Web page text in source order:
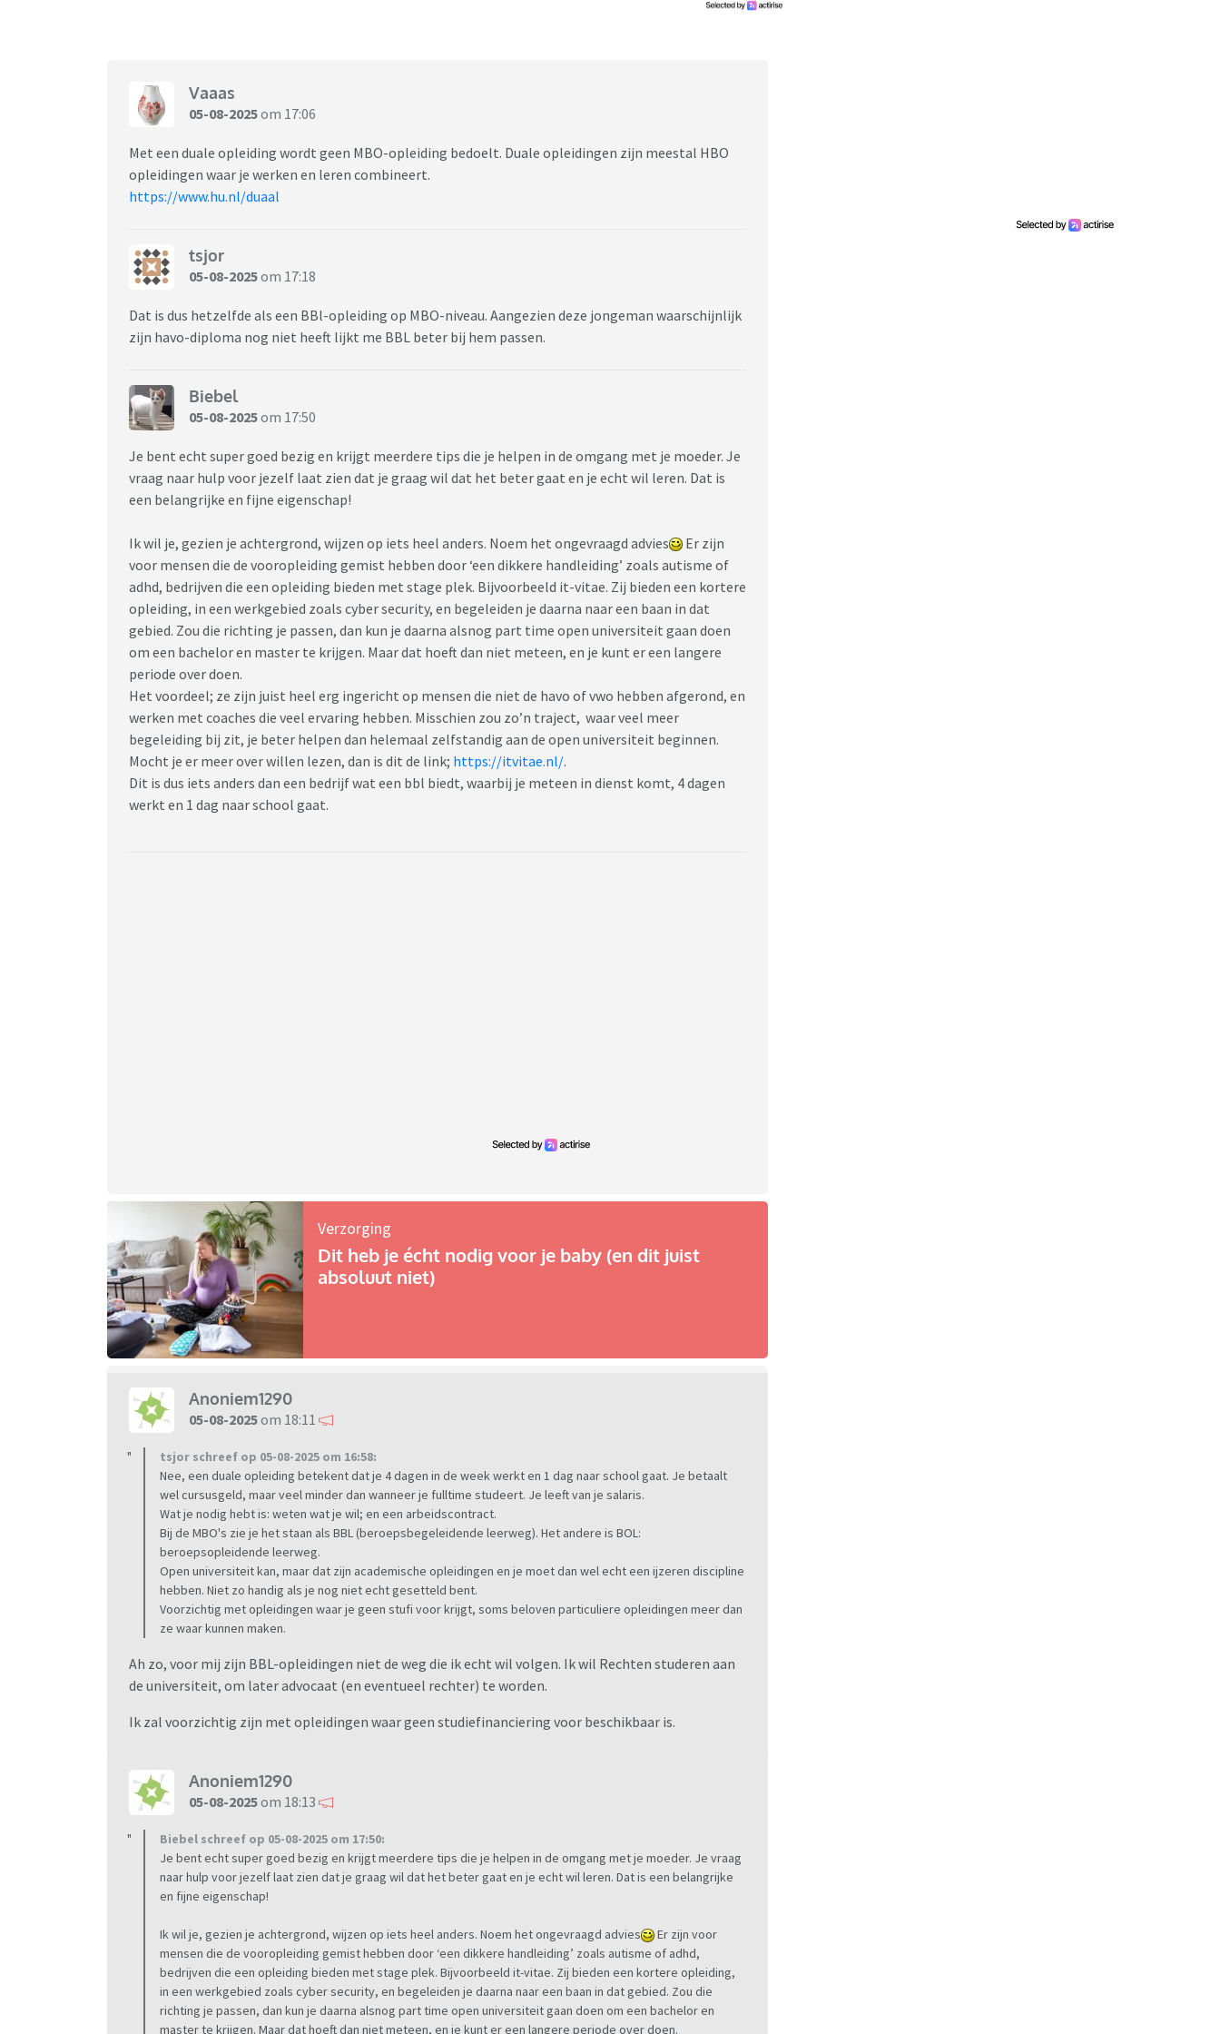
PPS: naast het roken en drinken, sport ze eigenlijk ook helemaal niet en heeft hier ook niet echt
Vaaas
05-08-2025om 17:06
Met een duale opleiding wordt geen MBO-opleiding bedoelt. Duale opleidingen zijn meestal HBO
opleidingen waar je werken en leren combineert.
https://www.hu.nl/duaal
tsjor
05-08-2025om 17:18
Dat is dus hetzelfde als een BBl-opleiding op MBO-niveau. Aangezien deze jongeman waarschijnlijk
zijn havo-diploma nog niet heeft lijkt me BBL beter bij hem passen.
Biebel
05-08-2025om 17:50
Je bent echt super goed bezig en krijgt meerdere tips die je helpen in de omgang met je moeder. Je
vraag naar hulp voor jezelf laat zien dat je graag wil dat het beter gaat en je echt wil leren. Dat is
een belangrijke en fijne eigenschap!
Ik wil je, gezien je achtergrond, wijzen op iets heel anders. Noem het ongevraagd advies
Er zijn
voor mensen die de vooropleiding gemist hebben door ‘een dikkere handleiding’ zoals autisme of
adhd, bedrijven die een opleiding bieden met stage plek. Bijvoorbeeld it-vitae. Zij bieden een kortere
opleiding, in een werkgebied zoals cyber security, en begeleiden je daarna naar een baan in dat
gebied. Zou die richting je passen, dan kun je daarna alsnog part time open universiteit gaan doen
om een bachelor en master te krijgen. Maar dat hoeft dan niet meteen, en je kunt er een langere
periode over doen.
Het voordeel; ze zijn juist heel erg ingericht op mensen die niet de havo of vwo hebben afgerond, en
werken met coaches die veel ervaring hebben. Misschien zou zo’n traject, waar veel meer
begeleiding bij zit, je beter helpen dan helemaal zelfstandig aan de open universiteit beginnen.
Mocht je er meer over willen lezen, dan is dit de link; https://itvitae.nl/.
Dit is dus iets anders dan een bedrijf wat een bbl biedt, waarbij je meteen in dienst komt, 4 dagen
werkt en 1 dag naar school gaat.
Verzorging
Dit heb je écht nodig voor je baby (en dit juist
absoluut niet)
Anoniem1290
05-08-2025om 18:11
tsjor schreef op 05-08-2025 om 16:58:
Nee, een duale opleiding betekent dat je 4 dagen in de week werkt en 1 dag naar school gaat. Je betaalt
wel cursusgeld, maar veel minder dan wanneer je fulltime studeert. Je leeft van je salaris.
Wat je nodig hebt is: weten wat je wil; en een arbeidscontract.
Bij de MBO's zie je het staan als BBL (beroepsbegeleidende leerweg). Het andere is BOL:
beroepsopleidende leerweg.
Open universiteit kan, maar dat zijn academische opleidingen en je moet dan wel echt een ijzeren discipline
hebben. Niet zo handig als je nog niet echt gesetteld bent.
Voorzichtig met opleidingen waar je geen stufi voor krijgt, soms beloven particuliere opleidingen meer dan
ze waar kunnen maken.
Ah zo, voor mij zijn BBL-opleidingen niet de weg die ik echt wil volgen. Ik wil Rechten studeren aan
de universiteit, om later advocaat (en eventueel rechter) te worden.
Ik zal voorzichtig zijn met opleidingen waar geen studiefinanciering voor beschikbaar is.
Anoniem1290
05-08-2025om 18:13
Biebel schreef op 05-08-2025 om 17:50:
Je bent echt super goed bezig en krijgt meerdere tips die je helpen in de omgang met je moeder. Je vraag
naar hulp voor jezelf laat zien dat je graag wil dat het beter gaat en je echt wil leren. Dat is een belangrijke
en fijne eigenschap!
Ik wil je, gezien je achtergrond, wijzen op iets heel anders. Noem het ongevraagd advies
Er zijn voor
mensen die de vooropleiding gemist hebben door ‘een dikkere handleiding’ zoals autisme of adhd,
bedrijven die een opleiding bieden met stage plek. Bijvoorbeeld it-vitae. Zij bieden een kortere opleiding,
in een werkgebied zoals cyber security, en begeleiden je daarna naar een baan in dat gebied. Zou die
richting je passen, dan kun je daarna alsnog part time open universiteit gaan doen om een bachelor en
master te krijgen. Maar dat hoeft dan niet meteen, en je kunt er een langere periode over doen.